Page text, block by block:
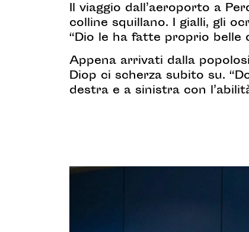
Il viaggio dall’aeroporto a
colline squillano. I gialli, gli
“Dio le ha fatte proprio belle
Appena arrivati dalla
Diop ci scherza subito su.
destra e a sinistra con